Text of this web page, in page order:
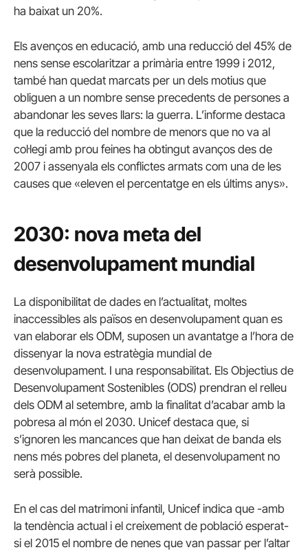
ha baixat un 20%.
Els avenços en educació, amb una reducció del 45% de
nens sense escolaritzar a primària entre 1999 i 2012,
també han quedat marcats per un dels motius que
obliguen a un nombre sense precedents de persones a
abandonar les seves llars: la guerra. L’informe destaca
que la reducció del nombre de menors que no va al
col·legi amb prou feines ha obtingut avanços des de
2007 i assenyala els conflictes armats com una de les
causes que «eleven el percentatge en els últims anys».
2030: nova meta del
desenvolupament mundial
La disponibilitat de dades en l’actualitat, moltes
inaccessibles als països en desenvolupament quan es
van elaborar els ODM, suposen un avantatge a l’hora de
dissenyar la nova estratègia mundial de
desenvolupament. I una responsabilitat. Els Objectius de
Desenvolupament Sostenibles (ODS) prendran el relleu
dels ODM al setembre, amb la finalitat d’acabar amb la
pobresa al món el 2030. Unicef ​​destaca que, si
s’ignoren les mancances que han deixat de banda els
nens més pobres del planeta, el desenvolupament no
serà possible.
En el cas del matrimoni infantil, Unicef ​​indica que -amb
la tendència actual i el creixement de població esperat-
si el 2015 el nombre de nenes que van passar per l’altar